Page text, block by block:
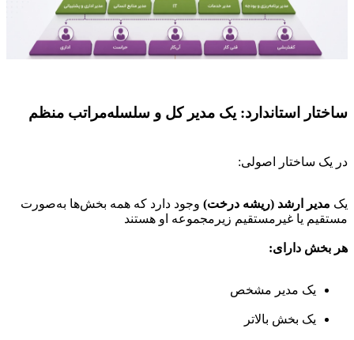
ساختار استاندارد: یک مدیر کل و سلسله‌مراتب منظم
در یک ساختار اصولی:
یک مدیر ارشد (ریشه درخت) وجود دارد که همه بخش‌ها به‌صورت
مستقیم یا غیرمستقیم زیرمجموعه او هستند
هر بخش دارای:
یک مدیر مشخص
یک بخش بالاتر